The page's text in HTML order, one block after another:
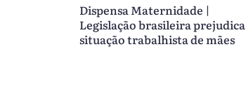
Dispensa Maternidade |
Legislação brasileira prejudica
situação trabalhista de mães